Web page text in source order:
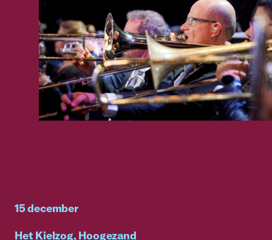
15 december
Het Kielzog, Hoogezand